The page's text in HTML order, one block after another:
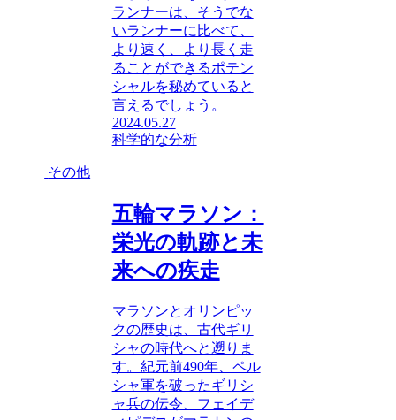
ランナーは、そうでな
いランナーに比べて、
より速く、より長く走
ることができるポテン
シャルを秘めていると
言えるでしょう。
2024.05.27
科学的な分析
その他
五輪マラソン：
栄光の軌跡と未
来への疾走
マラソンとオリンピッ
クの歴史は、古代ギリ
シャの時代へと遡りま
す。紀元前490年、ペル
シャ軍を破ったギリシ
ャ兵の伝令、フェイデ